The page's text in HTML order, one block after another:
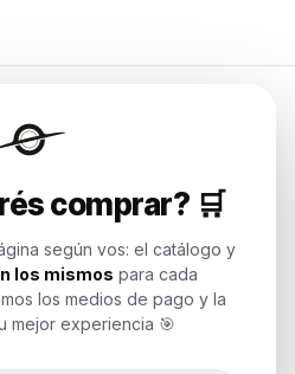
comprar? 🛒
según vos: el catálogo y
los mismos para cada
los medios de pago y la
mejor experiencia 🎯
Endurances
tecnología para
tu mundo.
to work